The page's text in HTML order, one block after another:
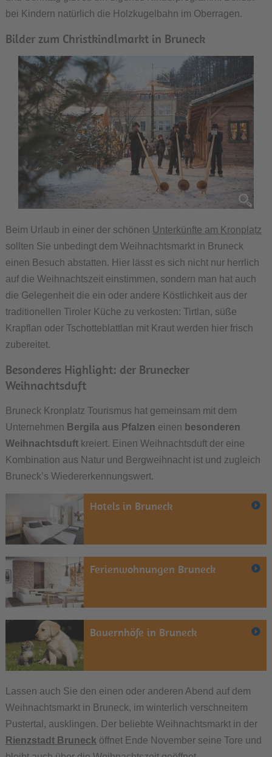
bei Kindern natürlich die Holzkugelbahn im Oberragen.
Bilder zum Christkindlmarkt in Bruneck
Beim Urlaub in einer der schönen Unterkünfte am Kronplatz
sollten Sie unbedingt dem Weihnachtsmarkt in Bruneck
einen Besuch abstatten. Hier lässt es sich nicht nur herrlich
auf die Weihnachtszeit einstimmen, sondern man hat auch
die Gelegenheit die ein oder andere Köstlichkeit aus der
traditionellen Tiroler Küche zu verkosten: Tirtlan, süße
Krapflan oder Tschotteblattlan mit Kraut werden hier frisch
zubereitet.
Besonderes Highlight: der Brunecker
Weihnachtsduft
Bruneck Kronplatz Tourismus hat gemeinsam mit dem
Unternehmen Bergila aus Pfalzen einen besonderen
Weihnachtsduftkreiert. Einen Weihnachtsduft der eine
Kombination aus Natur und Bergweihnacht ist und zugleich
Bruneck’s Wiedererkennungswert.
Hotels in Bruneck
Ferienwohnungen Bruneck
Bauernhöfe in Bruneck
Lassen auch Sie den einen oder anderen Abend auf dem
Weihnachtsmarkt in Bruneck, im winterlich verschneitem
Pustertal, ausklingen. Der beliebte Weihnachtsmarkt in der
Rienzstadt Bruneck öffnet Ende November seine Tore und